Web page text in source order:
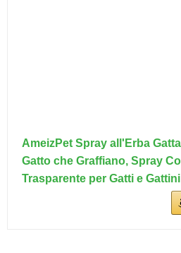
AmeizPet Spray all'Erba
Gatto che Graffiano, Spray
Trasparente per Gatti e